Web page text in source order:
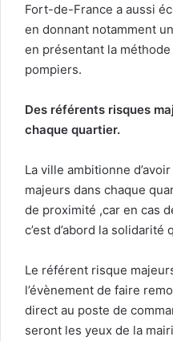
Fort-de-France a aussi
en donnant notamment
en présentant la
pompiers.
Des référents risques
chaque quartier.
La ville ambitionne
majeurs dans chaque
de proximité ,car en cas
c’est d’abord la solidarité
Le référent risque
l’évènement de faire
direct au poste de
seront les yeux de la